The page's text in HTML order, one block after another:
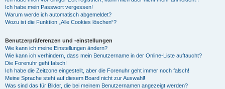
Ich habe mein Passwort vergessen!
Warum werde ich automatisch abgemeldet?
Wozu ist die Funktion „Alle Cookies löschen“?
Benutzerpräferenzen und -einstellungen
Wie kann ich meine Einstellungen ändern?
Wie kann ich verhindern, dass mein Benutzername in der Online-Liste auftaucht?
Die Forenuhr geht falsch!
Ich habe die Zeitzone eingestellt, aber die Forenuhr geht immer noch falsch!
Meine Sprache steht auf diesem Board nicht zur Auswahl!
Was sind das für Bilder, die bei meinem Benutzernamen angezeigt werden?